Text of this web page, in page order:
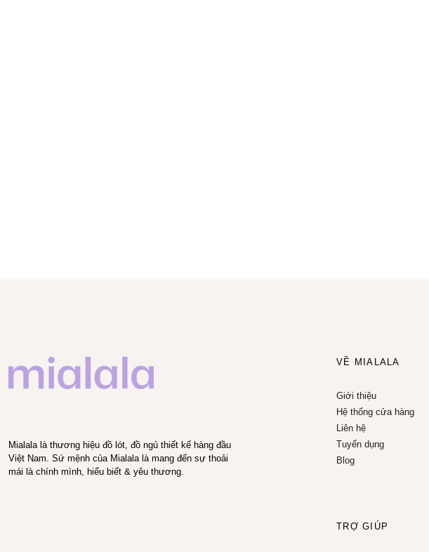
Mialala là thương hiệu đồ lót, đồ ngủ thiết kế hàng đầu
Việt Nam. Sứ mệnh của Mialala là mang đến sự thoải
mái là chính mình, hiểu biết & yêu thương.
VỀ MIALALA
Giới thiệu
Hệ thống cửa hàng
Liên hệ
Tuyển dụng
Blog
TRỢ GIÚP